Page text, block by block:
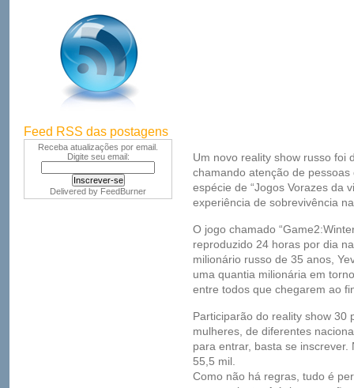
Feed RSS das postagens
Receba atualizações por email.
Digite seu email:
Delivered by FeedBurner
Um novo reality show russo foi
chamando atenção de
espécie de “Jogos Vorazes da
experiência de sobrevivência
O jogo chamado
reproduzido 24 horas por dia
milionário russo de 35 anos,
uma quantia milionária em
entre todos que chegarem ao
Participarão do reality show 30
mulheres, de diferentes
para entrar, basta se
55,5 mil.
Como não há regras, tudo é